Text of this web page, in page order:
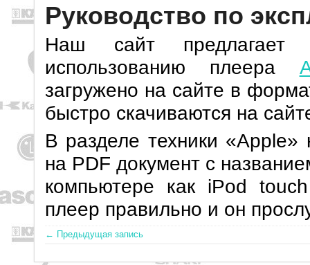
Руководство по
Наш сайт предлагает
использованию плеера
загружено на сайте в
быстро скачиваются на
В разделе техники «Apple»
на PDF документ с
компьютере как iPod
плеер правильно и он
← Предыдущая запись